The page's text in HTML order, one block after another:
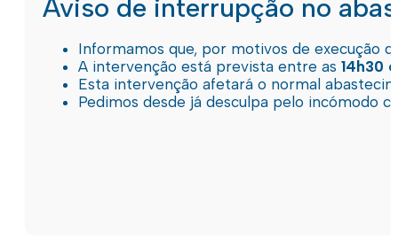
Aviso de interrupção no
Informamos que, por motivos de execução
A intervenção está prevista entre as 14h30
Esta intervenção afetará o normal
Pedimos desde já desculpa pelo incómodo